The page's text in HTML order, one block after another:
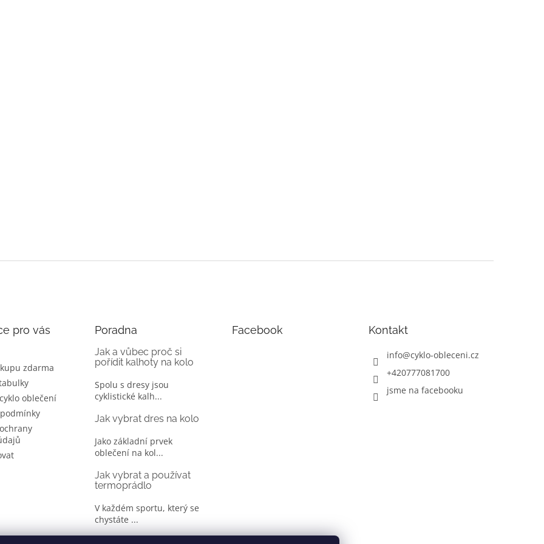
pro vás
zdarma
oblečení
Poradna
Jak a vůbec proč si
pořídit kalhoty na kolo
Spolu s dresy jsou
cyklistické kalh...
Jak vybrat dres na kolo
Jako základní prvek
oblečení na kol...
Jak vybrat a používat
termoprádlo
V každém sportu, který se
chystáte ...
Facebook Kontakt
info@cyklo-obleceni.cz
+420777081700
jsme na facebooku